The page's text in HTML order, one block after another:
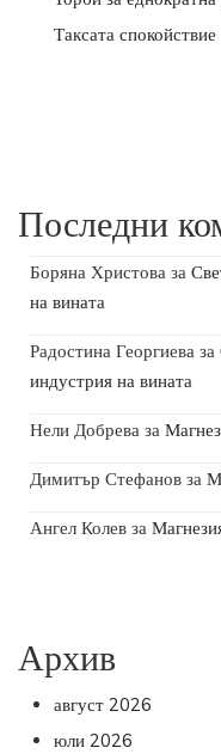
Таксата спокойствие
Последни
Боряна Христова за
на вината
Радостина Георгиева за
индустрия на вината
Нели Добрева за
Димитър Стефанов за
Ангел Колев за
Архив
август 2026
юли 2026